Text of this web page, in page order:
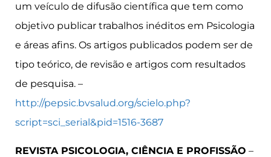
um veículo de difusão científica que tem como
objetivo publicar trabalhos inéditos em Psicologia
e áreas afins. Os artigos publicados podem ser de
tipo teórico, de revisão e artigos com resultados
de pesquisa. –
http://pepsic.bvsalud.org/scielo.php?
script=sci_serial&pid=1516-3687
REVISTA PSICOLOGIA, CIÊNCIA E PROFISSÃO –